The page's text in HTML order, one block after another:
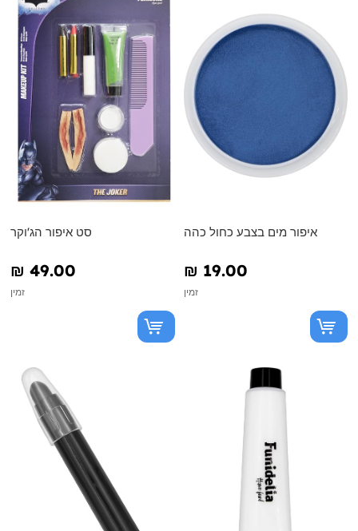
סט איפור הג'וקר
₪‎ 49.00
זמין
איפור מים בצבע כחול כהה
₪‎ 19.00
זמין